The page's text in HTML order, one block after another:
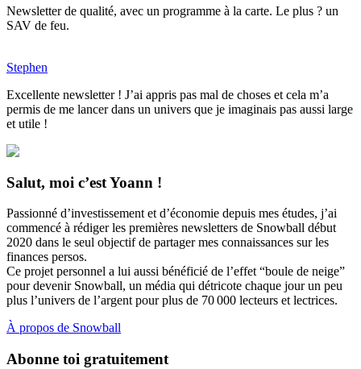
Newsletter de qualité, avec un programme à la carte. Le plus ? un
SAV de feu.
Stephen
Excellente newsletter ! J’ai appris pas mal de choses et cela m’a
permis de me lancer dans un univers que je imaginais pas aussi large
et utile !
Salut, moi c’est Yoann !
Passionné d’investissement et d’économie depuis mes études, j’ai
commencé à rédiger les premières newsletters de Snowball début
2020 dans le seul objectif de partager mes connaissances sur les
finances persos.
Ce projet personnel a lui aussi bénéficié de l’effet “boule de neige”
pour devenir Snowball, un média qui détricote chaque jour un peu
plus l’univers de l’argent pour plus de 70 000 lecteurs et lectrices.
À propos de Snowball
Abonne toi gratuitement